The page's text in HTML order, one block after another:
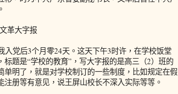
革大字报
党后3个月零24天。这天下午3时许，在学校饭堂
题是“学校的教育”，写大字报的是高三（2）班的
明了，就是对学校制订的一些制度，比如规定在假
册等有意见，说王屏山校长不深入实际等等。